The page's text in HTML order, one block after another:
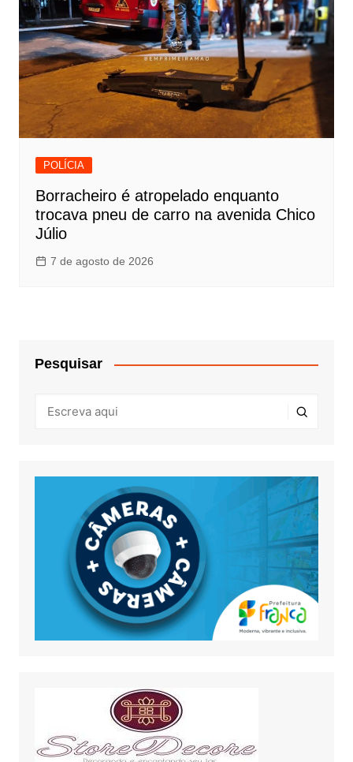
POLÍCIA
Borracheiro é atropelado enquanto
trocava pneu de carro na avenida Chico
Júlio
7 de agosto de 2026
Pesquisar